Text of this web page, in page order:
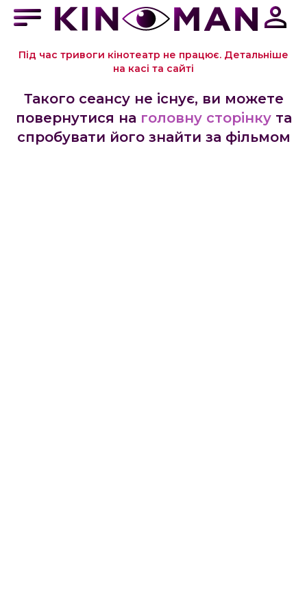
Під час тривоги кінотеатр не працює. Детальніше
на касі та сайті
Такого сеансу не існує, ви можете
повернутися на головну сторінку та
спробувати його знайти за фільмом